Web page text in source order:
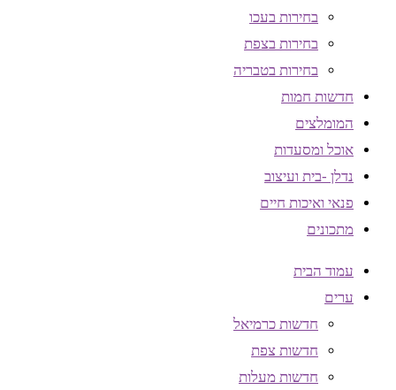
בחירות בעכו
בחירות בצפת
בחירות בטבריה
חדשות חמות
המומלצים
אוכל ומסעדות
נדלן -בית ועיצוב
פנאי ואיכות חיים
מתכונים
עמוד הבית
ערים
חדשות כרמיאל
חדשות צפת
חדשות מעלות